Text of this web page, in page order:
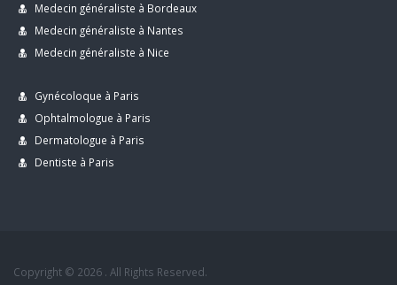
Medecin généraliste à Bordeaux
Medecin généraliste à Nantes
Medecin généraliste à Nice
Gynécoloque à Paris
Ophtalmologue à Paris
Dermatologue à Paris
Dentiste à Paris
Copyright © 2026 . All Rights Reserved.